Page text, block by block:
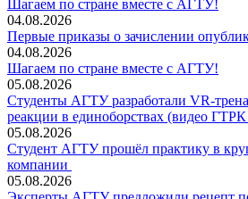
Шагаем по стране вместе с АГТУ!
04.08.2026
Первые приказы о зачислении
04.08.2026
Шагаем по стране вместе с АГТУ!
05.08.2026
Студенты АГТУ разработали VR-
реакции в единоборствах (видео
05.08.2026
Студент АГТУ прошёл практику в
компании
05.08.2026